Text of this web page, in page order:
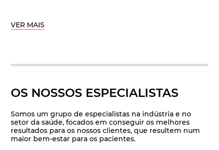
VER MAIS
OS NOSSOS ESPECIALISTAS
Somos um grupo de especialistas na indústria e no
setor da saúde, focados em conseguir os melhores
resultados para os nossos clientes, que resultem num
maior bem-estar para os pacientes.